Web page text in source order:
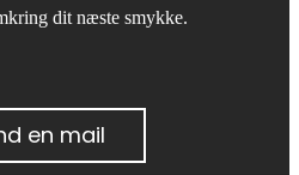
dit næste smykke.
en mail